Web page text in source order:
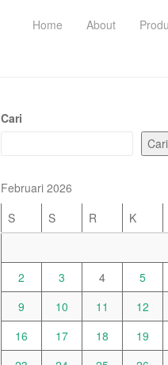
Home About
Cari
Cari
Februari 2026
S
S R K
2
3 4 5
9
10 11 12
16
17 18 19